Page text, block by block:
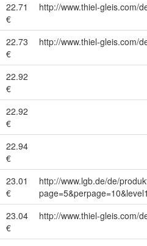
22.71
€
http://www.thiel-gleis.com/
22.73
€
http://www.thiel-gleis.com/
22.92
€
22.92
€
22.94
€
23.01
€
http://www.lgb.de/de/
23.04
€
http://www.thiel-gleis.com/